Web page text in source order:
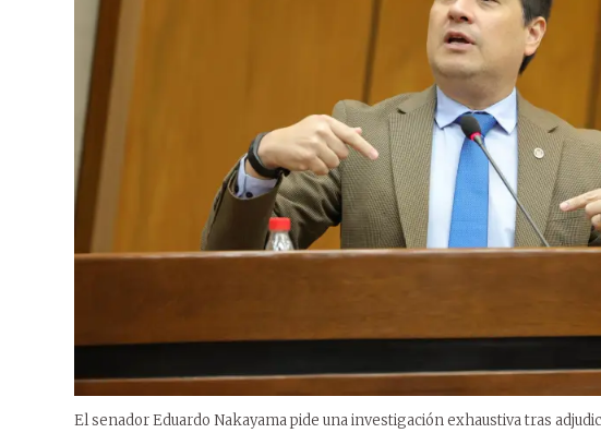
El senador Eduardo Nakayama pide una investigación exhaustiva tras